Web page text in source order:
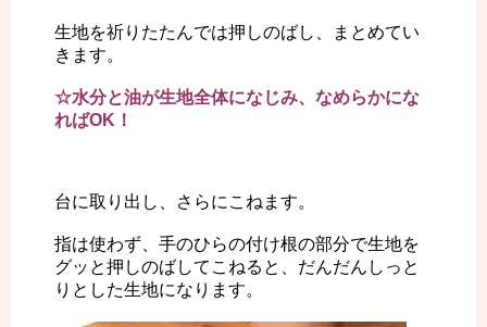
生地を祈りたたんでは押しのばし、まとめてい
きます。
☆水分と油が生地全体になじみ、なめらかにな
ればOK！
台に取り出し、さらにこねます。
指は使わず、手のひらの付け根の部分で生地を
グッと押しのばしてこねると、だんだんしっと
りとした生地になります。